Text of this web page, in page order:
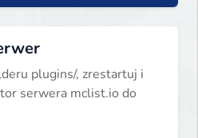
plugins/, zrestartuj i
serwera mclist.io do